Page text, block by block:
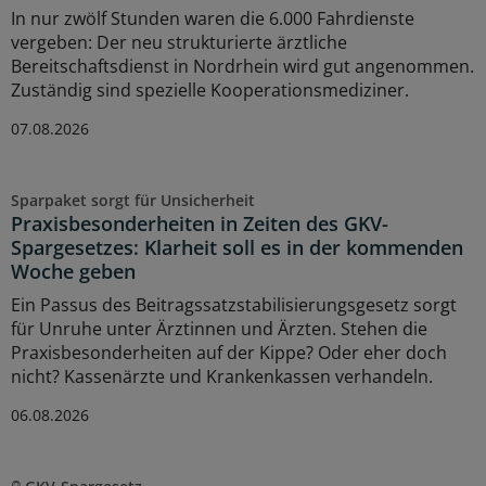
In nur zwölf Stunden waren die 6.000 Fahrdienste
vergeben: Der neu strukturierte ärztliche
Bereitschaftsdienst in Nordrhein wird gut angenommen.
Zuständig sind spezielle Kooperationsmediziner.
07.08.2026
Sparpaket sorgt für Unsicherheit
Praxisbesonderheiten in Zeiten des GKV-
Spargesetzes: Klarheit soll es in der kommenden
Woche geben
Ein Passus des Beitragssatzstabilisierungsgesetz sorgt
für Unruhe unter Ärztinnen und Ärzten. Stehen die
Praxisbesonderheiten auf der Kippe? Oder eher doch
nicht? Kassenärzte und Krankenkassen verhandeln.
06.08.2026